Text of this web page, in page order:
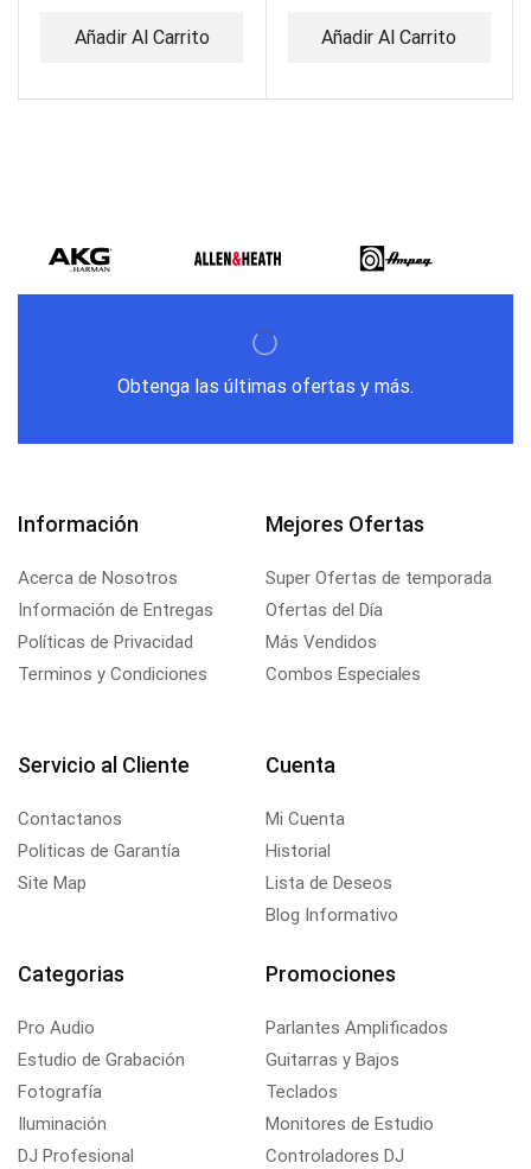
Añadir Al Carrito Añadir Al Carrito
Obtenga las últimas ofertas y más.
Información
Acerca de Nosotros
Información de Entregas
Políticas de Privacidad
Terminos y Condiciones
Mejores Ofertas
Super Ofertas de temporada
Ofertas del Día
Más Vendidos
Combos Especiales
Servicio al Cliente
Contactanos
Politicas de Garantía
Site Map
Cuenta
Mi Cuenta
Historial
Lista de Deseos
Blog Informativo
Categorias
Pro Audio
Estudio de Grabación
Fotografía
Iluminación
DJ Profesional
Promociones
Parlantes Amplificados
Guitarras y Bajos
Teclados
Monitores de Estudio
Controladores DJ